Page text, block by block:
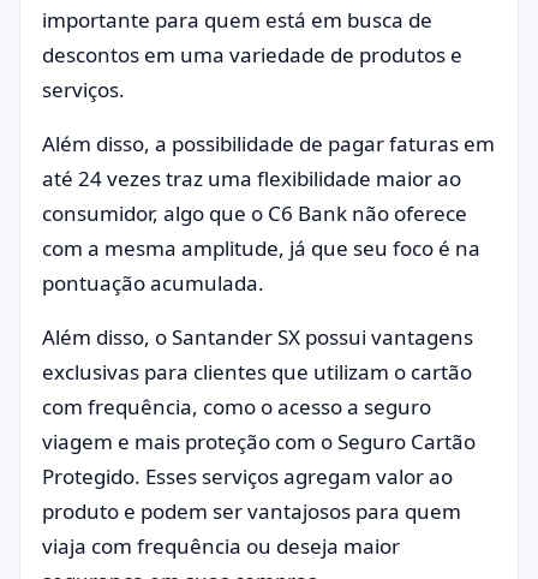
importante para quem está em busca de
descontos em uma variedade de produtos e
serviços.
Além disso, a possibilidade de pagar faturas em
até 24 vezes traz uma flexibilidade maior ao
consumidor, algo que o C6 Bank não oferece
com a mesma amplitude, já que seu foco é na
pontuação acumulada.
Além disso, o Santander SX possui vantagens
exclusivas para clientes que utilizam o cartão
com frequência, como o acesso a seguro
viagem e mais proteção com o Seguro Cartão
Protegido. Esses serviços agregam valor ao
produto e podem ser vantajosos para quem
viaja com frequência ou deseja maior